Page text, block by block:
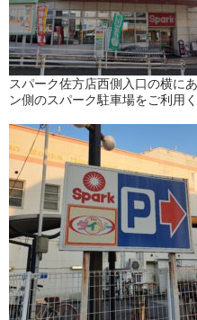
スパーク佐方店西側入口の横に
ン側のスパーク駐車場をご利用く